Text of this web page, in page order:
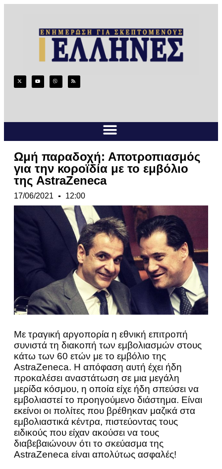
Ωμή παραδοχή: Αποτροπιασμός
για την κοροϊδία με το εμβόλιο
της AstraZeneca
17/06/2021 12:00
Με τραγική αργοπορία η εθνική επιτροπή
συνιστά τη διακοπή των εμβολιασμών στους
κάτω των 60 ετών με το εμβόλιο της
AstraZeneca. Η απόφαση αυτή έχει ήδη
προκαλέσει αναστάτωση σε μια μεγάλη
μερίδα κόσμου, η οποία είχε ήδη σπεύσει να
εμβολιαστεί το προηγούμενο διάστημα. Είναι
εκείνοι οι πολίτες που βρέθηκαν μαζικά στα
εμβολιαστικά κέντρα, πιστεύοντας τους
ειδικούς που είχαν ακούσει να τους
διαβεβαιώνουν ότι το σκεύασμα της
AstraZeneca είναι απολύτως ασφαλές!